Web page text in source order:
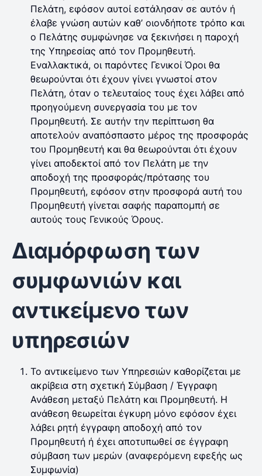
Πελάτη, εφόσον αυτοί εστάλησαν σε αυτόν ή
έλαβε γνώση αυτών καθ’ οιονδήποτε τρόπο και
ο Πελάτης συμφώνησε να ξεκινήσει η παροχή
της Υπηρεσίας από τον Προμηθευτή.
Εναλλακτικά, οι παρόντες Γενικοί Όροι θα
θεωρούνται ότι έχουν γίνει γνωστοί στον
Πελάτη, όταν ο τελευταίος τους έχει λάβει από
προηγούμενη συνεργασία του με τον
Προμηθευτή. Σε αυτήν την περίπτωση θα
αποτελούν αναπόσπαστο μέρος της προσφοράς
του Προμηθευτή και θα θεωρούνται ότι έχουν
γίνει αποδεκτοί από τον Πελάτη με την
αποδοχή της προσφοράς/πρότασης του
Προμηθευτή, εφόσον στην προσφορά αυτή του
Προμηθευτή γίνεται σαφής παραπομπή σε
αυτούς τους Γενικούς Όρους.
Διαμόρφωση των
συμφωνιών και
αντικείμενο των
υπηρεσιών
Το αντικείμενο των Υπηρεσιών καθορίζεται με
ακρίβεια στη σχετική Σύμβαση / Έγγραφη
Ανάθεση μεταξύ Πελάτη και Προμηθευτή. Η
ανάθεση θεωρείται έγκυρη μόνο εφόσον έχει
λάβει ρητή έγγραφη αποδοχή από τον
Προμηθευτή ή έχει αποτυπωθεί σε έγγραφη
σύμβαση των μερών (αναφερόμενη εφεξής ως
Συμφωνία)